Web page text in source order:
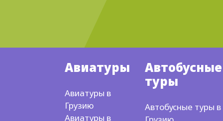
Авиатуры
Авиатуры в
Грузию
Авиатуры в
Автобусные
туры
Автобусные туры в